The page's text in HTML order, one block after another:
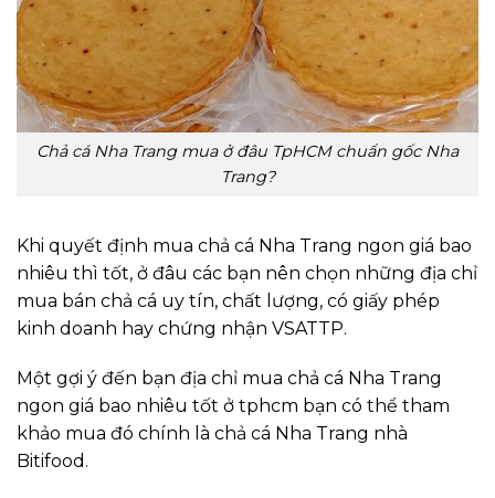
Chả cá Nha Trang mua ở đâu TpHCM chuẩn gốc Nha
Trang?
Khi quyết định mua chả cá Nha Trang ngon giá bao
nhiêu thì tốt, ở đâu các bạn nên chọn những địa chỉ
mua bán chả cá uy tín, chất lượng, có giấy phép
kinh doanh hay chứng nhận VSATTP.
Một gợi ý đến bạn địa chỉ mua chả cá Nha Trang
ngon giá bao nhiêu tốt ở tphcm bạn có thể tham
khảo mua đó chính là chả cá Nha Trang nhà
Bitifood.